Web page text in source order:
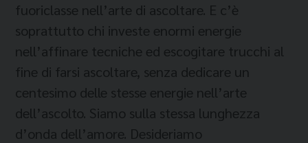
fuoriclasse nell’arte di ascoltare. E c’è
soprattutto chi investe enormi energie
nell’affinare tecniche ed escogitare trucchi al
fine di farsi ascoltare, senza dedicare un
centesimo delle stesse energie nell’arte
dell’ascolto. Siamo sulla stessa lunghezza
d’onda dell’amore. Desideriamo